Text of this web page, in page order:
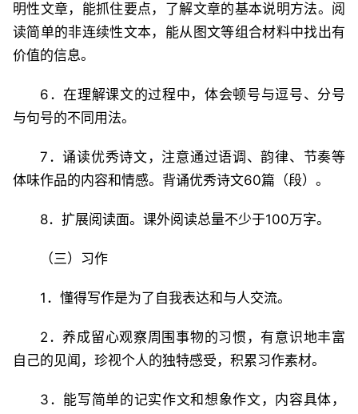
明性文章，能抓住要点，了解文章的基本说明方法。阅
读简单的非连续性文本，能从图文等组合材料中找出有
价值的信息。
6．在理解课文的过程中，体会顿号与逗号、分号
与句号的不同用法。
7．诵读优秀诗文，注意通过语调、韵律、节奏等
体味作品的内容和情感。背诵优秀诗文60篇（段）。
8．扩展阅读面。课外阅读总量不少于100万字。
（三）习作
1．懂得写作是为了自我表达和与人交流。
2．养成留心观察周围事物的习惯，有意识地丰富
自己的见闻，珍视个人的独特感受，积累习作素材。
3．能写简单的记实作文和想象作文，内容具体，